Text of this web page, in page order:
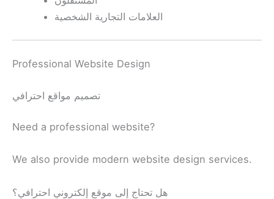
العلامات التجارية الشخصية
Professional Website Design
تصميم مواقع احترافي
Need a professional website?
We also provide modern website design services.
هل تحتاج إلى موقع إلكتروني احترافي؟